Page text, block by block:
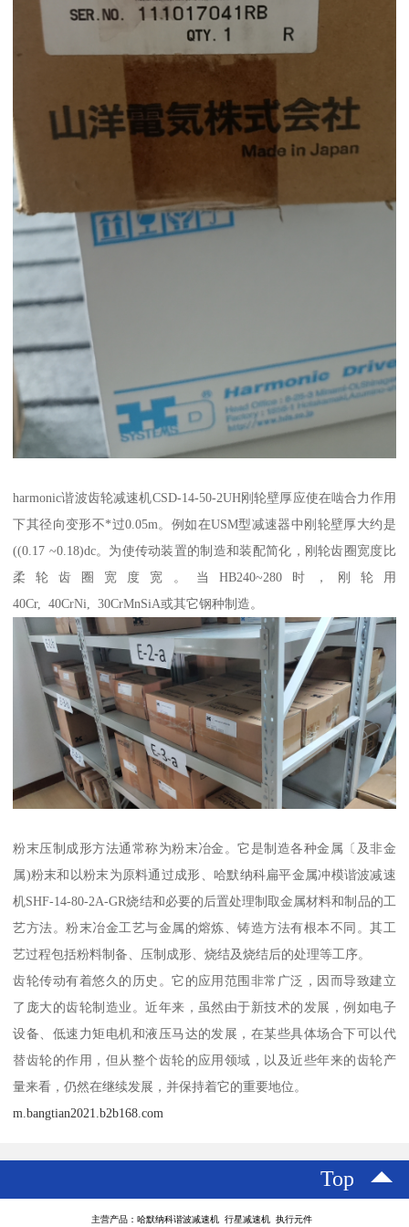
harmonic谐波齿轮减速机CSD-14-50-2UH刚轮壁厚应使在啮合力作用
下其径向变形不*过0.05m。例如在USM型减速器中刚轮壁厚大约是
((0.17 ~0.18)dc。为使传动装置的制造和装配简化，刚轮齿圈宽度比
柔轮齿圈宽度宽。当HB240~280时，刚轮用
40Cr, 40CrNi, 30CrMnSiA或其它钢种制造。
粉末压制成形方法通常称为粉末冶金。它是制造各种金属〔及非金
属)粉末和以粉末为原料通过成形、哈默纳科扁平金属冲模谐波减速
机SHF-14-80-2A-GR烧结和必要的后置处理制取金属材料和制品的工
艺方法。粉末冶金工艺与金属的熔炼、铸造方法有根本不同。其工
艺过程包括粉料制备、压制成形、烧结及烧结后的处理等工序。
齿轮传动有着悠久的历史。它的应用范围非常广泛，因而导致建立
了庞大的齿轮制造业。近年来，虽然由于新技术的发展，例如电子
设备、低速力矩电机和液压马达的发展，在某些具体场合下可以代
替齿轮的作用，但从整个齿轮的应用领域，以及近些年来的齿轮产
量来看，仍然在继续发展，并保持着它的重要地位。
m.bangtian2021.b2b168.com
Top
主营产品：哈默纳科谐波减速机 行星减速机 执行元件